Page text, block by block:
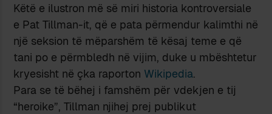
Këtë e ilustron më së miri historia kontroversiale
e Pat Tillman-it, që e pata përmendur kalimthi në
një seksion të mëparshëm të kësaj teme e që
tani po e përmbledh në vijim, duke u mbështetur
kryesisht në çka raporton Wikipedia.
Para se të bëhej i famshëm për vdekjen e tij
“heroike”, Tillman njihej prej publikut